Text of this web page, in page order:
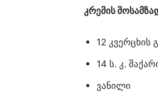
კრემის
12 კვერცხის
14 ს. კ.
ვანილი